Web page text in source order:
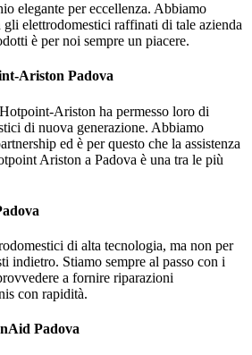
elegante per eccellenza. Abbiamo
gli elettrodomestici raffinati di tale azienda
è per noi sempre un piacere.
Ariston Padova
Ariston ha permesso loro di
di nuova generazione. Abbiamo
ed è per questo che la assistenza
Ariston a Padova è una tra le più
di alta tecnologia, ma non per
indietro. Stiamo sempre al passo con i
a fornire riparazioni
con rapidità.
Padova